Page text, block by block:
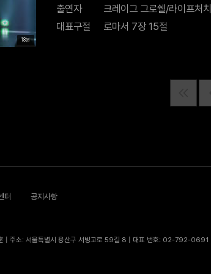
18분
출연자
크레이그 그로쉘/라이프처치
대표구절
로마서 7장 15절
터 공지사항
| 주소: 서울특별시 용산구 서빙고로 59길 8 | 대표 번호: 02-792-0691